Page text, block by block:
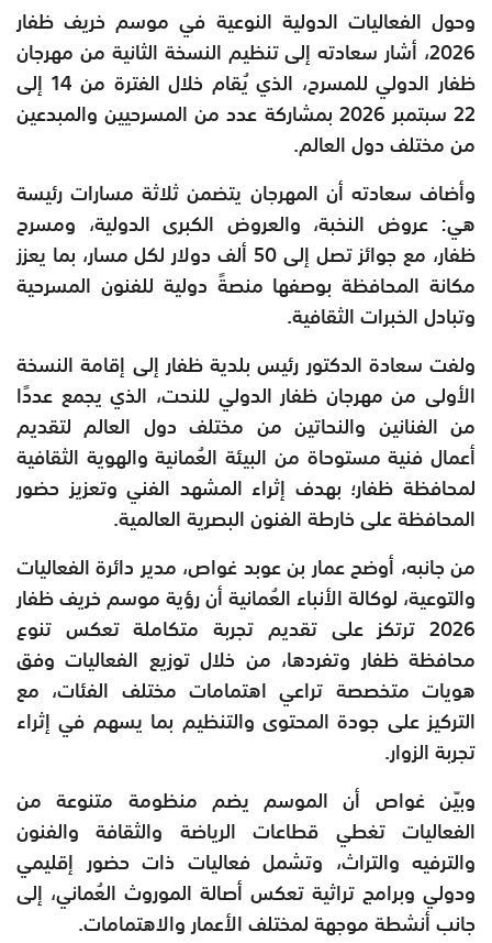
وحول الفعاليات الدولية النوعية في موسم خريف ظفار
2026، أشار سعادته إلى تنظيم النسخة الثانية من مهرجان
ظفار الدولي للمسرح، الذي يُقام خلال الفترة من 14 إلى
22 سبتمبر 2026 بمشاركة عدد من المسرحيين والمبدعين
من مختلف دول العالم.
وأضاف سعادته أن المهرجان يتضمن ثلاثة مسارات رئيسة
هي: عروض النخبة، والعروض الكبرى الدولية، ومسرح
ظفار، مع جوائز تصل إلى 50 ألف دولار لكل مسار، بما يعزز
مكانة المحافظة بوصفها منصةً دولية للفنون المسرحية
وتبادل الخبرات الثقافية.
ولفت سعادة الدكتور رئيس بلدية ظفار إلى إقامة النسخة
الأولى من مهرجان ظفار الدولي للنحت، الذي يجمع عددًا
من الفنانين والنحاتين من مختلف دول العالم لتقديم
أعمال فنية مستوحاة من البيئة العُمانية والهوية الثقافية
لمحافظة ظفار؛ بهدف إثراء المشهد الفني وتعزيز حضور
المحافظة على خارطة الفنون البصرية العالمية.
من جانبه، أوضح عمار بن عوبد غواص، مدير دائرة الفعاليات
والتوعية، لوكالة الأنباء العُمانية أن رؤية موسم خريف ظفار
2026 ترتكز على تقديم تجربة متكاملة تعكس تنوع
محافظة ظفار وتفردها، من خلال توزيع الفعاليات وفق
هويات متخصصة تراعي اهتمامات مختلف الفئات، مع
التركيز على جودة المحتوى والتنظيم بما يسهم في إثراء
تجربة الزوار.
وبيّن غواص أن الموسم يضم منظومة متنوعة من
الفعاليات تغطي قطاعات الرياضة والثقافة والفنون
والترفيه والتراث، وتشمل فعاليات ذات حضور إقليمي
ودولي وبرامج تراثية تعكس أصالة الموروث العُماني، إلى
جانب أنشطة موجهة لمختلف الأعمار والاهتمامات.